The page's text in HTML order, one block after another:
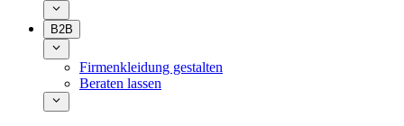
B2B
Firmenkleidung gestalten
Beraten lassen